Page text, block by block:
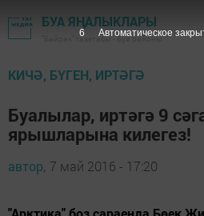
БУА ЯҢАЛЫКЛАРЫ
"Байрак" газетасы - Буа районы
КИЧӘ, БҮГЕН, ИРТӘГӘ
Буалылар, иртәгә 9
ярышларына килегез!
автор, 7 май 2016 - 17:20
5 Автоматическое